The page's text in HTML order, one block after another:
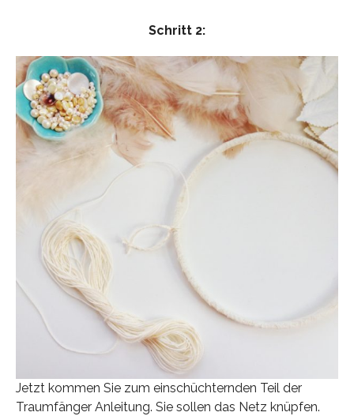
Schritt 2:
Jetzt kommen Sie zum einschüchternden Teil der
Traumfänger Anleitung. Sie sollen das Netz knüpfen.